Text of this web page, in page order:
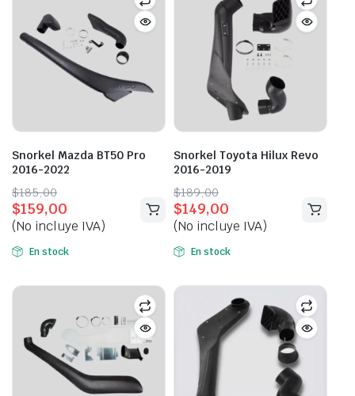
Snorkel Mazda BT50 Pro
2016-2022
$185,00
Original
price
was:
$185,00.
$159,00
Current
price
is:
$159,00.
(No incluye IVA)
En stock
Snorkel Toyota Hilux Revo
2016-2019
$189,00
Original
price
was:
$189,00.
$149,00
Current
price
is:
$149,00.
(No incluye IVA)
En stock